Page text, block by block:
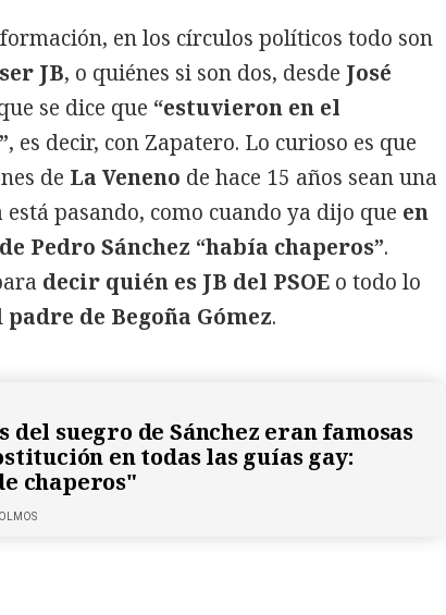
en los círculos políticos todo son
JB, o quiénes si son dos, desde José
se dice que “estuvieron en el
, es decir, con Zapatero. Lo curioso es que
de La Veneno de hace 15 años sean una
pasando, como cuando ya dijo que en
Pedro Sánchez “había chaperos”.
decir quién es JB del PSOE o todo lo
padre de Begoña Gómez.
del suegro de Sánchez eran famosas
en todas las guías gay:
chaperos"